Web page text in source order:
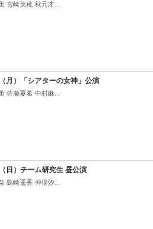
宮崎美穂 秋元才...
月）「シアターの女神」公演
佐藤夏希 中村麻...
日）チーム研究生 昼公演
島崎遥香 仲俣汐...